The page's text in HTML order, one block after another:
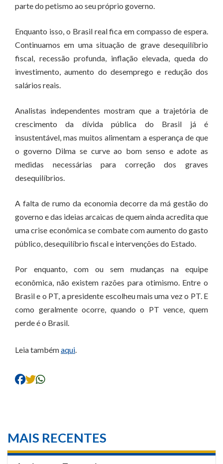
parte do petismo ao seu próprio governo.
Enquanto isso, o Brasil real fica em compasso de espera.
Continuamos em uma situação de grave desequilíbrio
fiscal, recessão profunda, inflação elevada, queda do
investimento, aumento do desemprego e redução dos
salários reais.
Analistas independentes mostram que a trajetória de
crescimento da dívida pública do Brasil já é
insustentável, mas muitos alimentam a esperança de que
o governo Dilma se curve ao bom senso e adote as
medidas necessárias para correção dos graves
desequilíbrios.
A falta de rumo da economia decorre da má gestão do
governo e das ideias arcaicas de quem ainda acredita que
uma crise econômica se combate com aumento do gasto
público, desequilíbrio fiscal e intervenções do Estado.
Por enquanto, com ou sem mudanças na equipe
econômica, não existem razões para otimismo. Entre o
Brasil e o PT, a presidente escolheu mais uma vez o PT. E
como geralmente ocorre, quando o PT vence, quem
perde é o Brasil.
Leia tambémaqui.
MAIS RECENTES